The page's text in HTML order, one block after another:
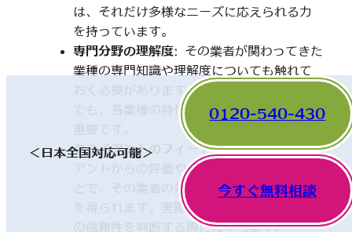
は、それだけ多様なニーズに応えられる力
を持っています。
専門分野の理解度: その業者が関わってきた
業種の専門知識や理解度についても触れて
おく必要があります。一見、異なった分野
でも、各業種の特性を理解していることが
クライアントのフィードバック: 他のクライ
アントからの評価やレビューを確認するこ
とで、その業者の対応や成果に関する情報
を得られます。実際の利用者の声は、業者
の信頼性を判断する際に役立ちます。
＜日本全国対応可能＞
0120-540-430
今すぐ無料相談